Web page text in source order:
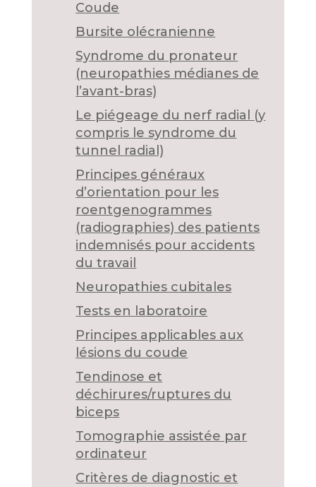
Coude
Bursite olécranienne
Syndrome du pronateur
(neuropathies médianes de
l’avant-bras)
Le piégeage du nerf radial (y
compris le syndrome du
tunnel radial)
Principes généraux
d’orientation pour les
roentgenogrammes
(radiographies) des patients
indemnisés pour accidents
du travail
Neuropathies cubitales
Tests en laboratoire
Principes applicables aux
lésions du coude
Tendinose et
déchirures/ruptures du
biceps
Tomographie assistée par
ordinateur
Critères de diagnostic et